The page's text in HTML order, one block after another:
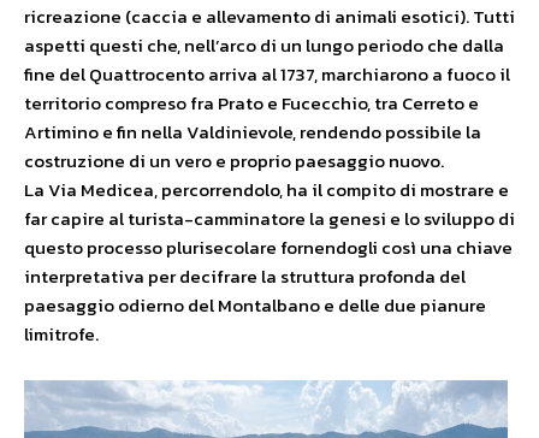
ricreazione (caccia e allevamento di animali esotici). Tutti
aspetti questi che, nell’arco di un lungo periodo che dalla
fine del Quattrocento arriva al 1737, marchiarono a fuoco il
territorio compreso fra Prato e Fucecchio, tra Cerreto e
Artimino e fin nella Valdinievole, rendendo possibile la
costruzione di un vero e proprio paesaggio nuovo.
La Via Medicea, percorrendolo, ha il compito di mostrare e
far capire al turista-camminatore la genesi e lo sviluppo di
questo processo plurisecolare fornendogli così una chiave
interpretativa per decifrare la struttura profonda del
paesaggio odierno del Montalbano e delle due pianure
limitrofe.